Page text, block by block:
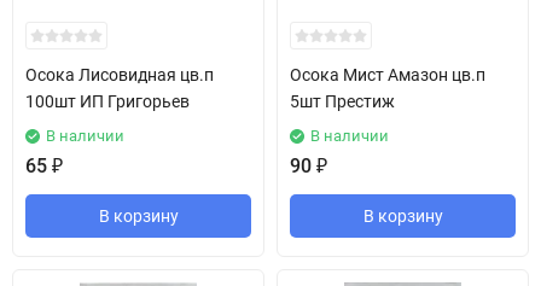
Осока Лисовидная цв.п
100шт ИП Григорьев
В наличии
65 ₽
В корзину
Осока Мист Амазон цв.п
5шт Престиж
В наличии
90 ₽
В корзину